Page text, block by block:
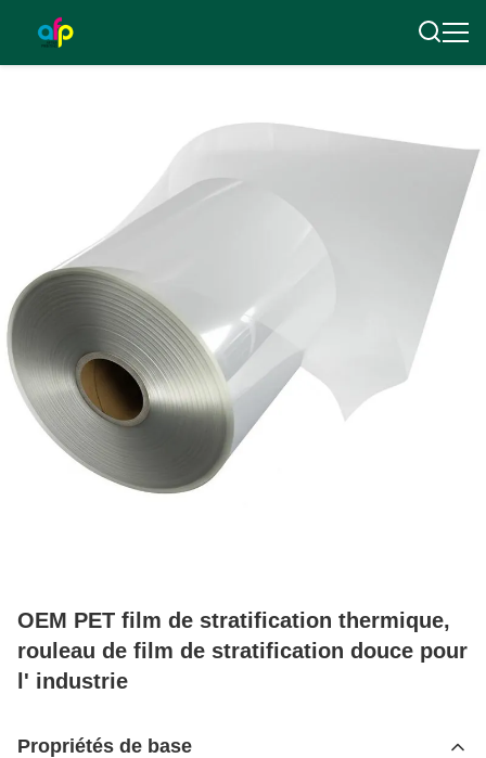
OEM PET film de stratification thermique,
rouleau de film de stratification douce pour
l' industrie
Propriétés de base